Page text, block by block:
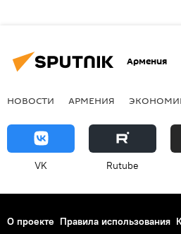
Армения
НОВОСТИ АРМЕНИЯ
VK Rutube
О проекте Правила использования